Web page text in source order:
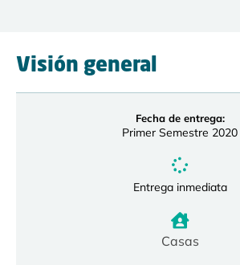
Visión general
Fecha de entrega:
Primer Semestre 2020
Entrega inmediata
Casas